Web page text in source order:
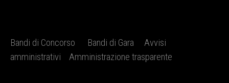
Bandi di Concorso Bandi di Gara
Avvisi
amministrativi
Amministrazione trasparente